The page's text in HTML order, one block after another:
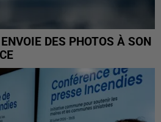
DES PHOTOS À SON